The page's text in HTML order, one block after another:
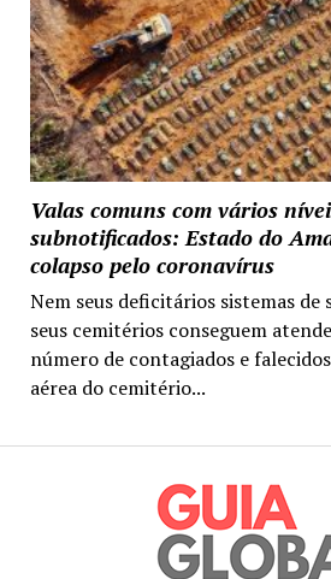
Valas comuns com vários
subnotificados: Estado do
colapso pelo coronavírus
Nem seus deficitários sistemas de
seus cemitérios conseguem
número de contagiados e
aérea do cemitério...